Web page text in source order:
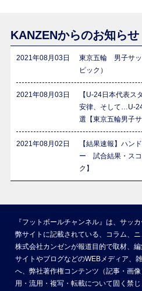
KANZENからのお知らせ
2021年08月03日
東京五輪 男子サ
ピック）
2021年08月03日
【U-24日本代表ス
安律、そして…U-
選【東京五輪男子サ
2021年08月02日
【結果速報】ハ
ー 試合結果・スコ
ク】
『フットボールチャンネル』は、サッ
弊サイトに記載されている、コラム、
株式会社カンゼンが報道目的で取材、
サイトやブログなどのWEBメディア、
へ、弊社著作権コンテンツ（記事・画
用・流用・複写・転載について固く禁